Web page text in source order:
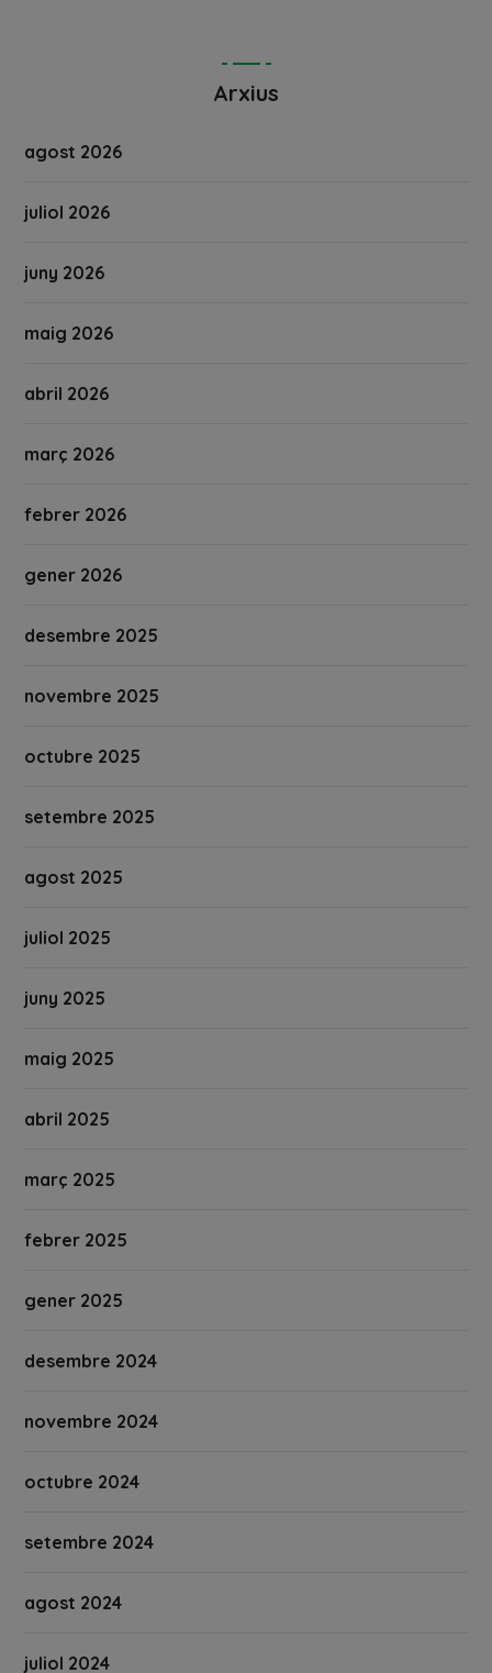
Arxius
agost 2026
juliol 2026
juny 2026
maig 2026
abril 2026
març 2026
febrer 2026
gener 2026
desembre 2025
novembre 2025
octubre 2025
setembre 2025
agost 2025
juliol 2025
juny 2025
maig 2025
abril 2025
març 2025
febrer 2025
gener 2025
desembre 2024
novembre 2024
octubre 2024
setembre 2024
agost 2024
juliol 2024